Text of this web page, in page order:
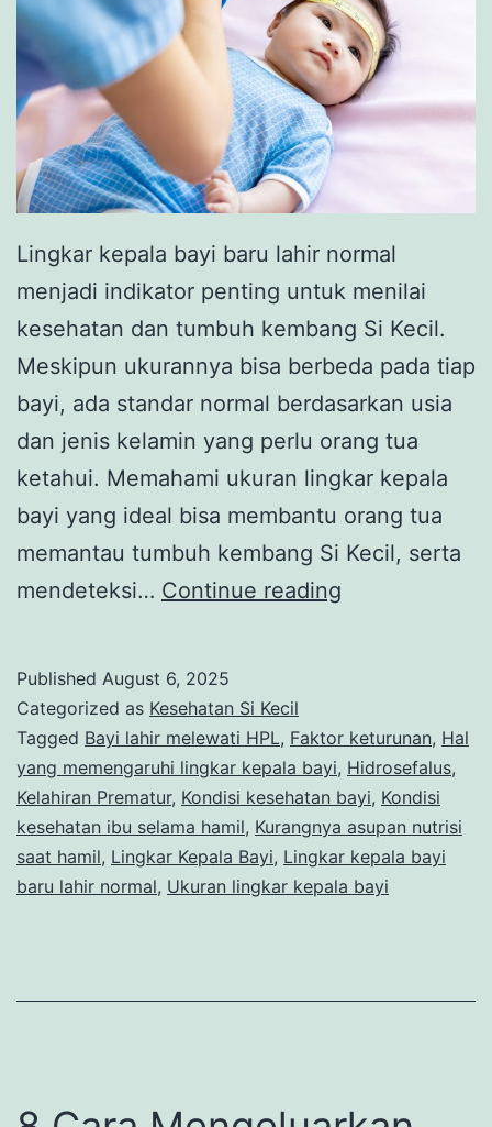
Lingkar kepala bayi baru lahir normal
menjadi indikator penting untuk menilai
kesehatan dan tumbuh kembang Si Kecil.
Meskipun ukurannya bisa berbeda pada tiap
bayi, ada standar normal berdasarkan usia
dan jenis kelamin yang perlu orang tua
ketahui. Memahami ukuran lingkar kepala
bayi yang ideal bisa membantu orang tua
memantau tumbuh kembang Si Kecil, serta
mendeteksi… Continue reading
Lahir
Normal
Sesuai
Jenis
Kelaminnya
Published August 6, 2025
Categorized as Kesehatan Si Kecil
Tagged Bayi lahir melewati HPL, Faktor keturunan, Hal
yang memengaruhi lingkar kepala bayi, Hidrosefalus,
Kelahiran Prematur, Kondisi kesehatan bayi, Kondisi
kesehatan ibu selama hamil, Kurangnya asupan nutrisi
saat hamil, Lingkar Kepala Bayi, Lingkar kepala bayi
baru lahir normal, Ukuran lingkar kepala bayi